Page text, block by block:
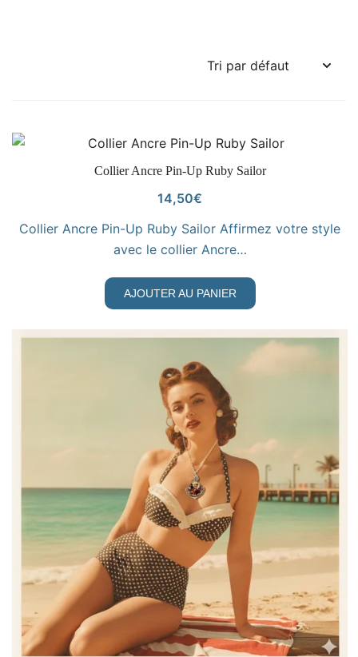
VOIR LE PRODUIT
Collier Ancre Pin-Up Ruby Sailor
14,50€
Collier Ancre Pin-Up Ruby Sailor Affirmez votre style
avec le collier Ancre…
AJOUTER AU PANIER